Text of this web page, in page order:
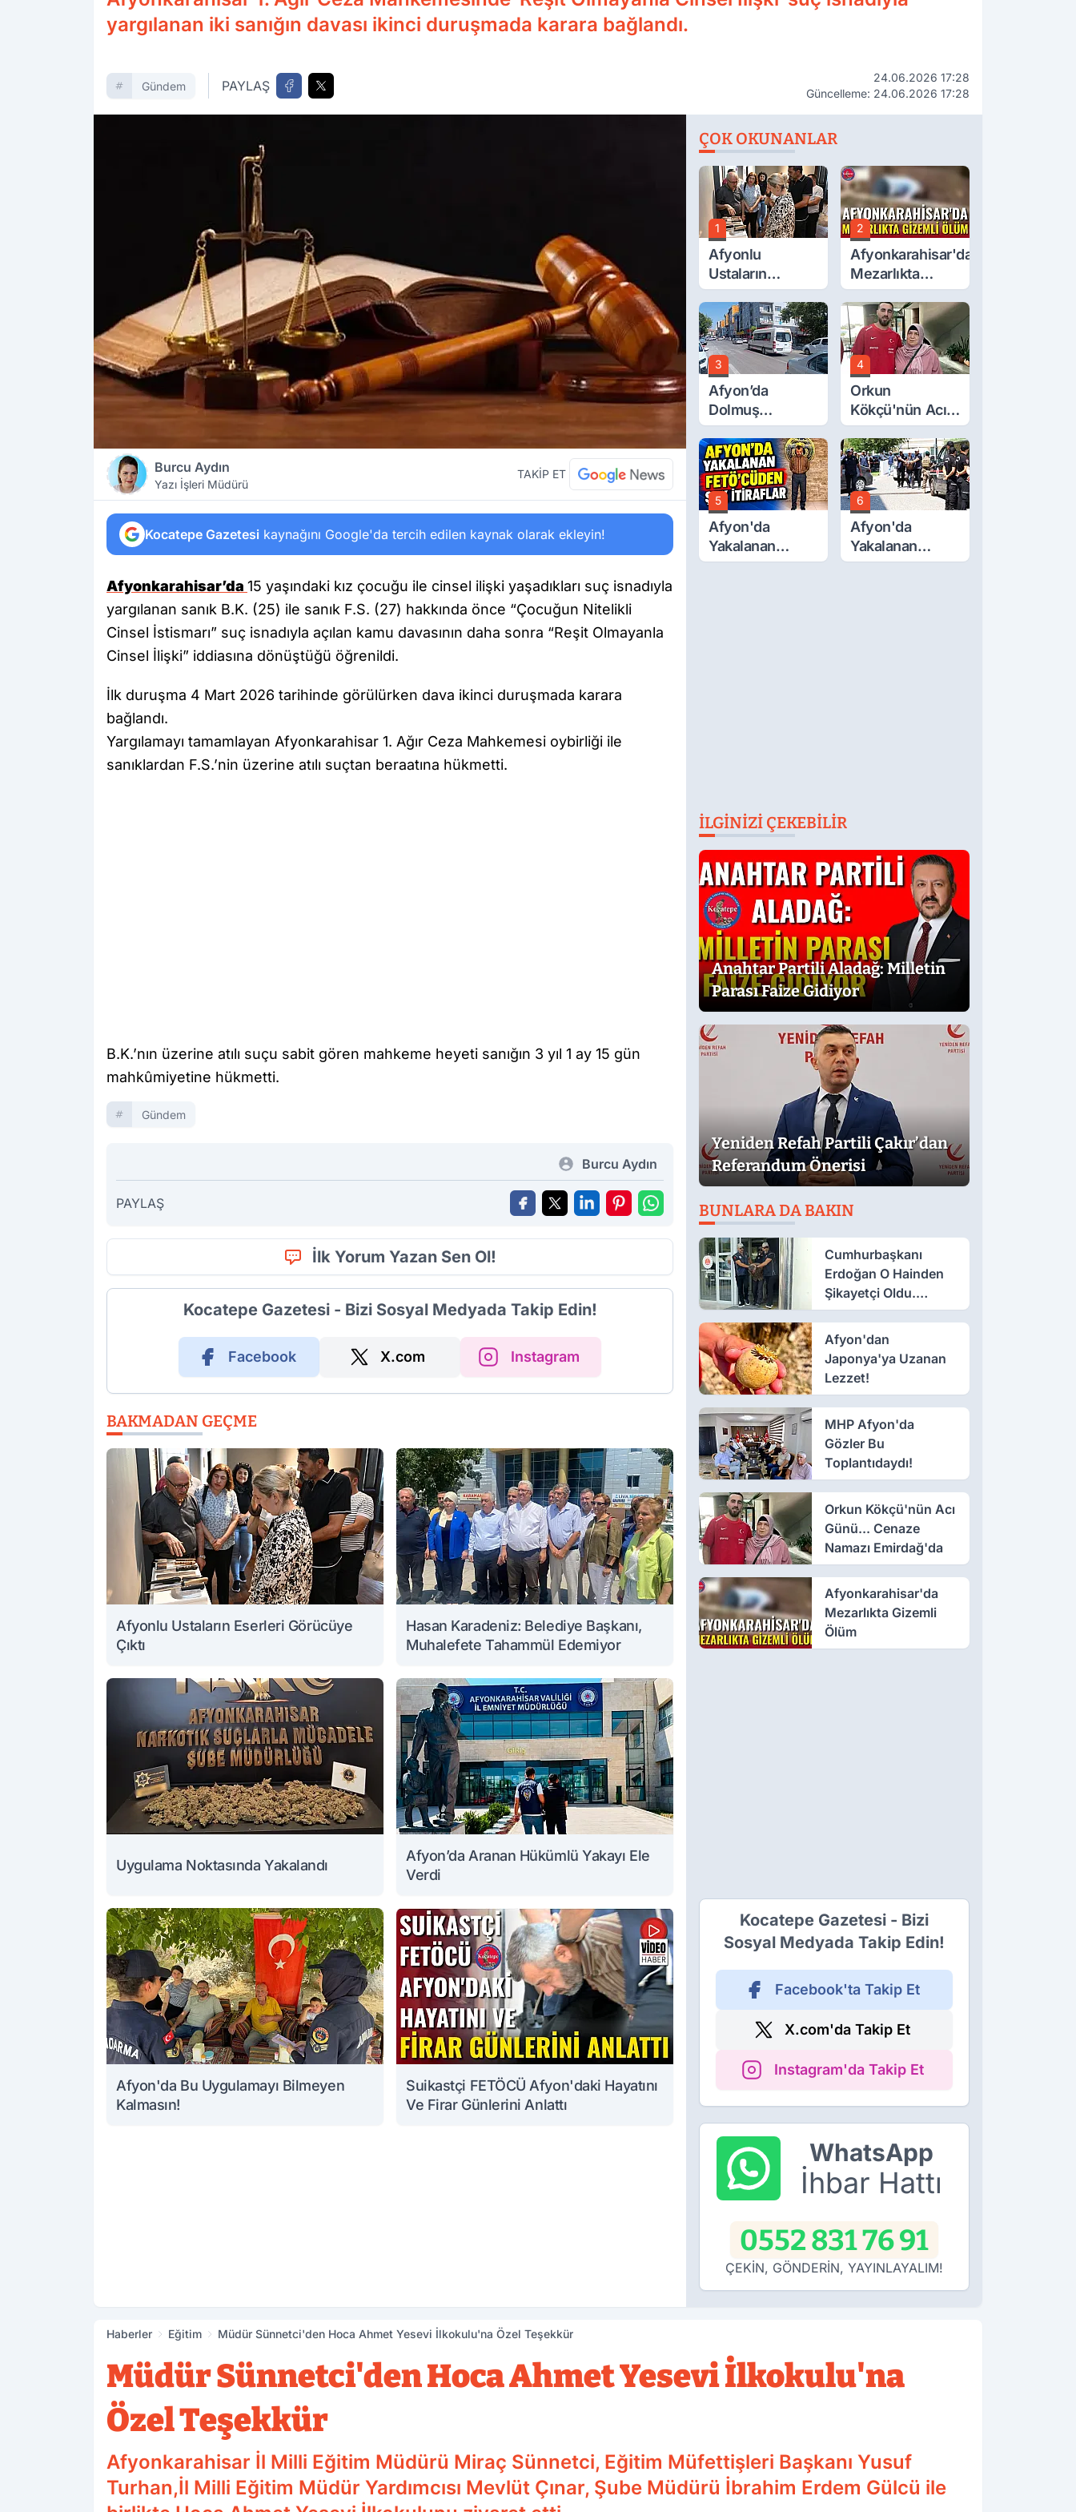
yargılanan iki sanığın davası ikinci duruşmada karara bağlandı.
Gündem PAYLAŞ
24.06.2026 17:28
Güncelleme: 24.06.2026 17:28
Burcu Aydın
Yazı İşleri Müdürü
TAKİP ET
Kocatepe Gazetesi kaynağını Google'da tercih edilen kaynak olarak ekleyin!
Afyonkarahisar’da 15 yaşındaki kız çocuğu ile cinsel ilişki yaşadıkları suç isnadıyla
yargılanan sanık B.K. (25) ile sanık F.S. (27) hakkında önce “Çocuğun Nitelikli
Cinsel İstismarı” suç isnadıyla açılan kamu davasının daha sonra “Reşit Olmayanla
Cinsel İlişki” iddiasına dönüştüğü öğrenildi.
İlk duruşma 4 Mart 2026 tarihinde görülürken dava ikinci duruşmada karara
bağlandı.
Yargılamayı tamamlayan Afyonkarahisar 1. Ağır Ceza Mahkemesi oybirliği ile
sanıklardan F.S.’nin üzerine atılı suçtan beraatına hükmetti.
B.K.’nın üzerine atılı suçu sabit gören mahkeme heyeti sanığın 3 yıl 1 ay 15 gün
mahkûmiyetine hükmetti.
Gündem
Burcu Aydın
PAYLAŞ
İlk Yorum Yazan Sen Ol!
Kocatepe Gazetesi - Bizi Sosyal Medyada Takip Edin!
Facebook X.com Instagram
BAKMADAN GEÇME
Afyonlu Ustaların Eserleri Görücüye
Çıktı
Hasan Karadeniz: Belediye Başkanı,
Muhalefete Tahammül Edemiyor
Uygulama Noktasında Yakalandı
Afyon’da Aranan Hükümlü Yakayı Ele
Verdi
Afyon'da Bu Uygulamayı Bilmeyen
Kalmasın!
Suikastçi FETÖCÜ Afyon'daki Hayatını
Ve Firar Günlerini Anlattı
ÇOK OKUNANLAR
1
Afyonlu
Ustaların
Eserleri
Görücüye Çıktı
2
Afyonkarahisar'da
Mezarlıkta
Gizemli Ölüm
3
Afyon’da
Dolmuş
Ücretlerine
Yüzde 40 Zam
Talebi
4
Orkun
Kökçü'nün Acı
Günü... Cenaze
Namazı
Emirdağ'da
5
Afyon'da
Yakalanan
FETÖ'Cüden
6
Afyon'da
Yakalanan
FETÖ'cü
İLGINIZI ÇEKEBILIR
Anahtar Partili Aladağ: Milletin
Parası Faize Gidiyor
Yeniden Refah Partili Çakır’dan
Referandum Önerisi
BUNLARA DA BAKIN
Cumhurbaşkanı
Erdoğan O Hainden
Şikayetçi Oldu.
Dilekçede Dikkat
Çeken İfadeler
Afyon'dan
Japonya'ya Uzanan
Lezzet!
MHP Afyon'da
Gözler Bu
Toplantıdaydı!
Orkun Kökçü'nün Acı
Günü... Cenaze
Namazı Emirdağ'da
Afyonkarahisar'da
Mezarlıkta Gizemli
Ölüm
Kocatepe Gazetesi - Bizi
Sosyal Medyada Takip Edin!
Facebook'ta Takip Et
X.com'da Takip Et
Instagram'da Takip Et
WhatsApp
İhbar Hattı
0552 831 76 91
ÇEKİN, GÖNDERİN, YAYINLAYALIM!
Haberler Eğitim Müdür Sünnetci'den Hoca Ahmet Yesevi İlkokulu'na Özel Teşekkür
Müdür Sünnetci'den Hoca Ahmet Yesevi İlkokulu'na
Özel Teşekkür
Afyonkarahisar İl Milli Eğitim Müdürü Miraç Sünnetci, Eğitim Müfettişleri Başkanı Yusuf
Turhan,İl Milli Eğitim Müdür Yardımcısı Mevlüt Çınar, Şube Müdürü İbrahim Erdem Gülcü ile